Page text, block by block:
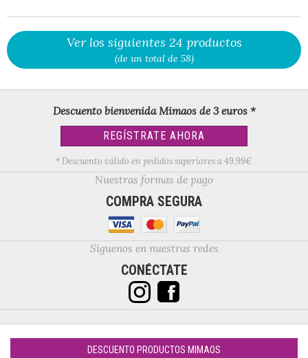
Ver los siguientes 24 productos
(de un total de 58)
Descuento bienvenida Mimaos de 3 euros *
REGÍSTRATE AHORA
* Descuento válido en pedidos superiores a 49,99€
Nuestras formas de pago
COMPRA SEGURA
Síguenos en nuestras redes
CONÉCTATE
DESCUENTO PRODUCTOS MIMAOS